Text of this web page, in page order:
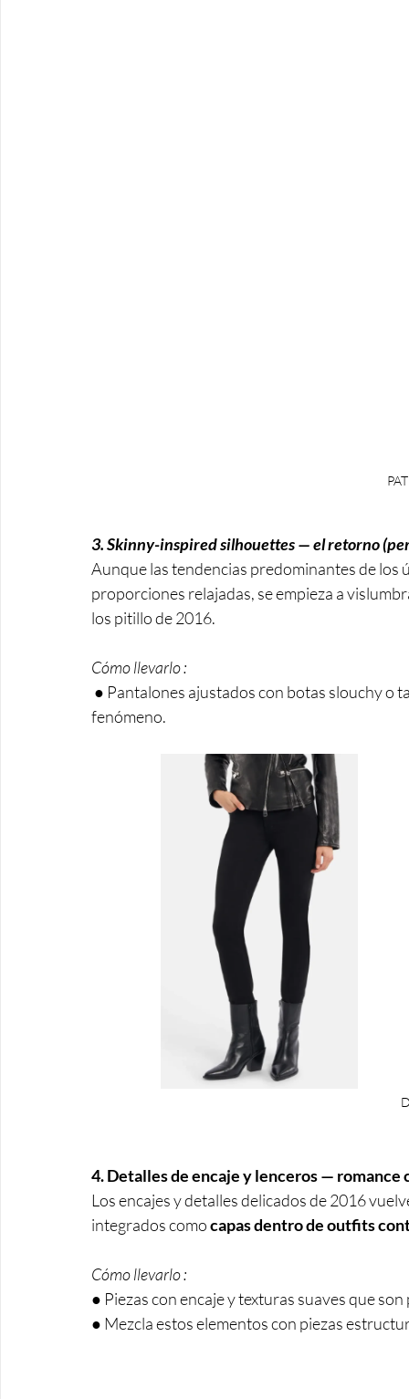
3. Skinny-inspired silhouettes — el retorno
Aunque las tendencias predominantes de
proporciones relajadas, se empieza a
los pitillo de 2016.
Cómo llevarlo :
fenómeno.
4. Detalles de encaje y lenceros — romance
Los encajes y detalles delicados de 2016
integrados como capas dentro de outfits
Cómo llevarlo :
● Piezas con encaje y texturas suaves que
● Mezcla estos elementos con piezas